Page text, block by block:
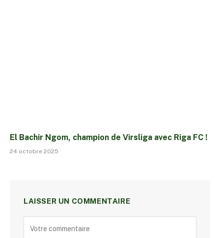
El Bachir Ngom, champion de Virsliga avec Riga FC !
24 octobre 2025
LAISSER UN COMMENTAIRE